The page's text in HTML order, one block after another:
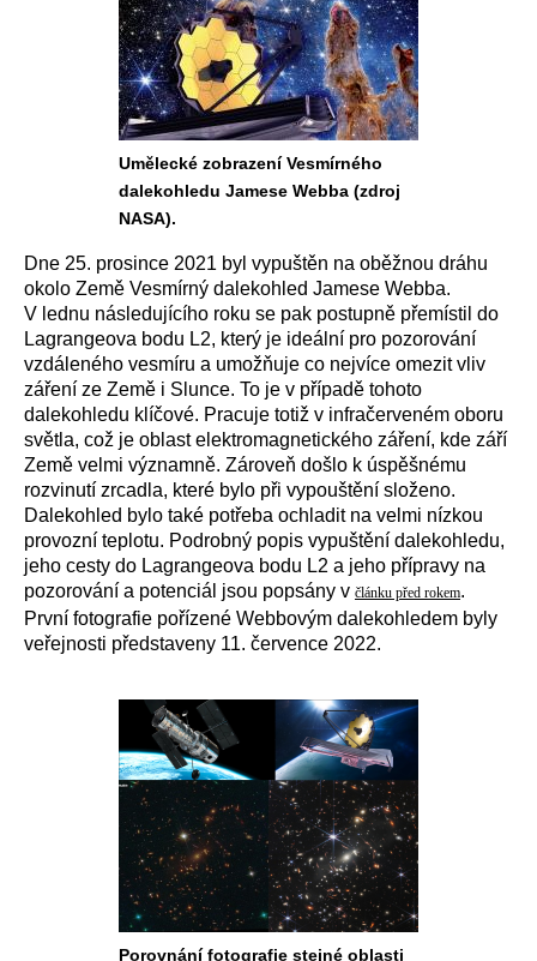
Umělecké zobrazení Vesmírného
dalekohledu Jamese Webba (zdroj
NASA).
Dne 25. prosince 2021 byl vypuštěn na oběžnou dráhu
okolo Země Vesmírný dalekohled Jamese Webba.
V lednu následujícího roku se pak postupně přemístil do
Lagrangeova bodu L2, který je ideální pro pozorování
vzdáleného vesmíru a umožňuje co nejvíce omezit vliv
záření ze Země i Slunce. To je v případě tohoto
dalekohledu klíčové. Pracuje totiž v infračerveném oboru
světla, což je oblast elektromagnetického záření, kde září
Země velmi významně. Zároveň došlo k úspěšnému
rozvinutí zrcadla, které bylo při vypouštění složeno.
Dalekohled bylo také potřeba ochladit na velmi nízkou
provozní teplotu. Podrobný popis vypuštění dalekohledu,
jeho cesty do Lagrangeova bodu L2 a jeho přípravy na
pozorování a potenciál jsou popsány v článku před rokem.
První fotografie pořízené Webbovým dalekohledem byly
veřejnosti představeny 11. července 2022.
Porovnání fotografie stejné oblasti